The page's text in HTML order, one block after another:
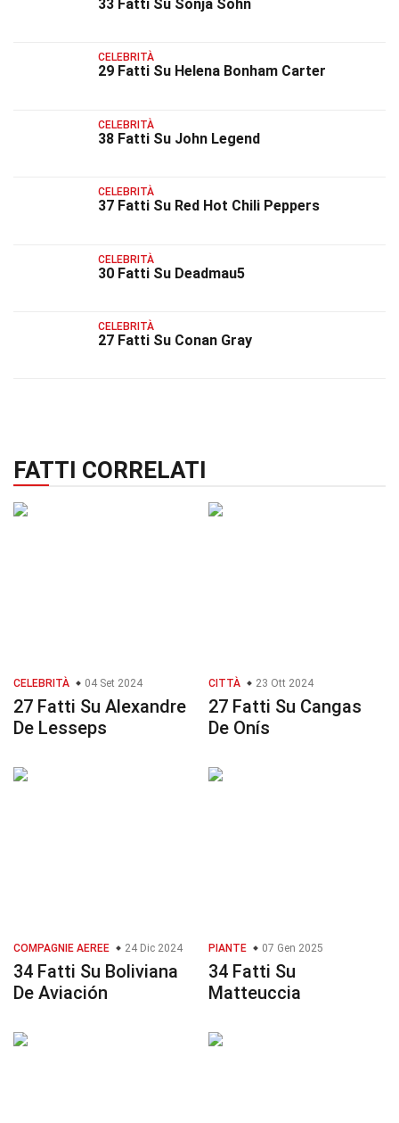
33 Fatti Su Sonja Sohn
CELEBRITÀ
29 Fatti Su Helena Bonham Carter
CELEBRITÀ
38 Fatti Su John Legend
CELEBRITÀ
37 Fatti Su Red Hot Chili Peppers
CELEBRITÀ
30 Fatti Su Deadmau5
CELEBRITÀ
27 Fatti Su Conan Gray
FATTI CORRELATI
CELEBRITÀ 04 Set 2024
27 Fatti Su Alexandre
De Lesseps
CITTÀ 23 Ott 2024
27 Fatti Su Cangas
De Onís
COMPAGNIE AEREE 24 Dic 2024
34 Fatti Su Boliviana
De Aviación
PIANTE 07 Gen 2025
34 Fatti Su
Matteuccia